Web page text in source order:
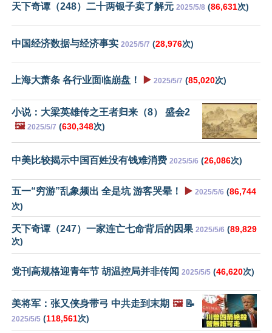
天下奇谭（248）二十两银子卖了解元 2025/5/8 (86,631次)
中国经济数据与经济事实 2025/5/7 (28,976次)
上海大萧条 各行业面临崩盘！ ▶️ 2025/5/7 (85,020次)
小说：大梁英雄传之王者归来（8） 盛会2
🖼️ 2025/5/7 (630,348次)
中美比较揭示中国百姓没有钱难消费 2025/5/6 (26,086次)
五一“穷游”乱象频出 全是坑 游客哭晕！ ▶️ 2025/5/6 (86,744
次)
天下奇谭（247）一家连亡七命背后的因果 2025/5/6 (89,829
次)
党刊高规格迎青年节 胡温控局并非传闻 2025/5/5 (46,620次)
美将军：张又侠身带弓 中共走到末期 🖼️📝
2025/5/5 (118,561次)